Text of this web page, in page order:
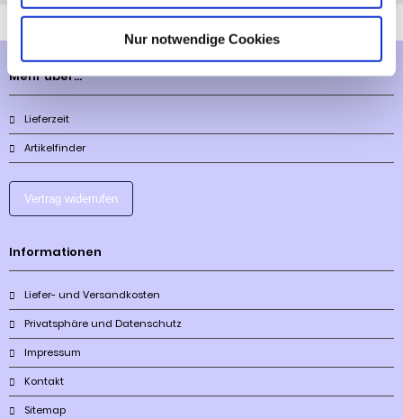
Nur notwendige Cookies
Mehr über...
Lieferzeit
Artikelfinder
Vertrag widerrufen
Informationen
Liefer- und Versandkosten
Privatsphäre und Datenschutz
Impressum
Kontakt
Sitemap